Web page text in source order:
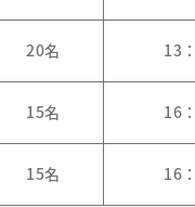
20名 13
15名 16
15名 16